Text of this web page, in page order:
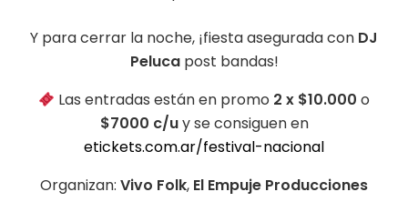
Y para cerrar la noche, ¡fiesta asegurada con DJ
Pelucapost bandas!
Las entradas están en promo 2 x $10.000 o
$7000 c/uy se consiguen en
etickets.com.ar/festival-nacional
Organizan: Vivo Folk, El Empuje Producciones